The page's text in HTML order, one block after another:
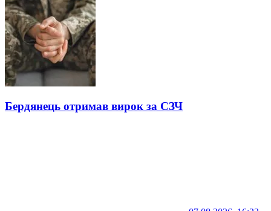
Бердянець отримав вирок за СЗЧ